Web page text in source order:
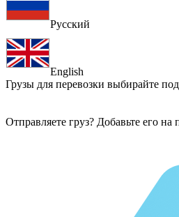
Русский
English
Грузы для перевозки выбирайте
Отправляете груз? Добавьте его